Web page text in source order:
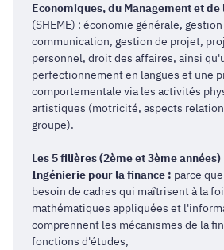
Economiques, du Management et
(SHEME) : économie générale,
communication, gestion de projet,
personnel, droit des affaires, ainsi
perfectionnement en langues et une
comportementale via les activités
artistiques (motricité, aspects
groupe).
Les 5 filières (2ème et 3ème années)
Ingénierie pour la finance : parce
besoin de cadres qui maîtrisent à la
mathématiques appliquées et
comprennent les mécanismes de la
fonctions d'études,